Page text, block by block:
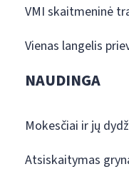
VMI skaitmeninė
Vienas langelis
NAUDINGA
Mokesčiai ir jų
Atsiskaitymas